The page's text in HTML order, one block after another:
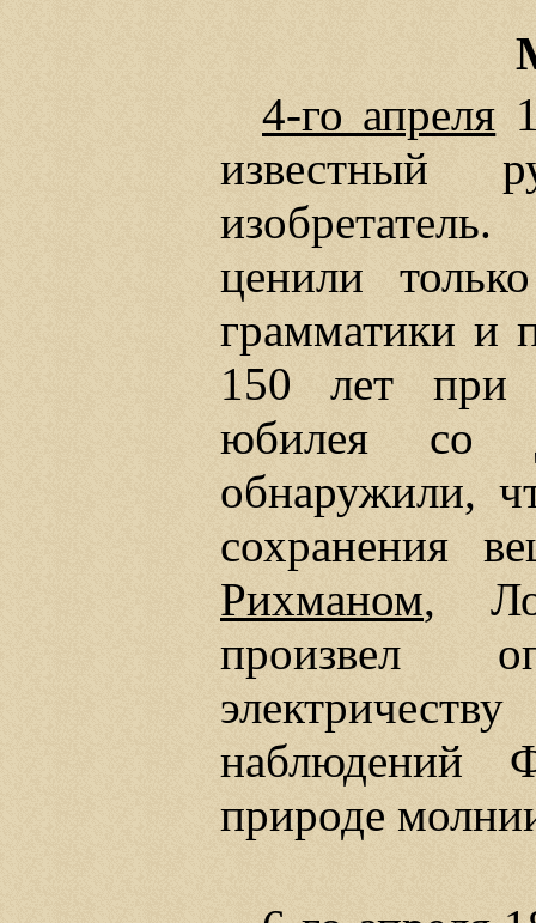
4-го апреля
известный
ценили
грамматики и
150 лет при
юбилея со
обнаружили,
сохранения
Рихманом,
произвел
наблюдений
природе